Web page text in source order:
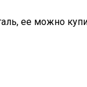
ее можно